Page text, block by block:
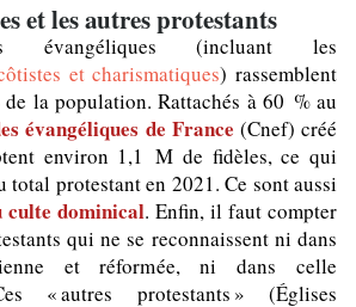
et les autres protestants
évangéliques (incluant les
et charismatiques) rassemblent
la population. Rattachés à 60 % au
évangéliques de France (Cnef) créé
environ 1,1 M de fidèles, ce qui
total protestant en 2021. Ce sont aussi
culte dominical. Enfin, il faut compter
qui ne se reconnaissent ni dans
et réformée, ni dans celle
« autres protestants » (Églises